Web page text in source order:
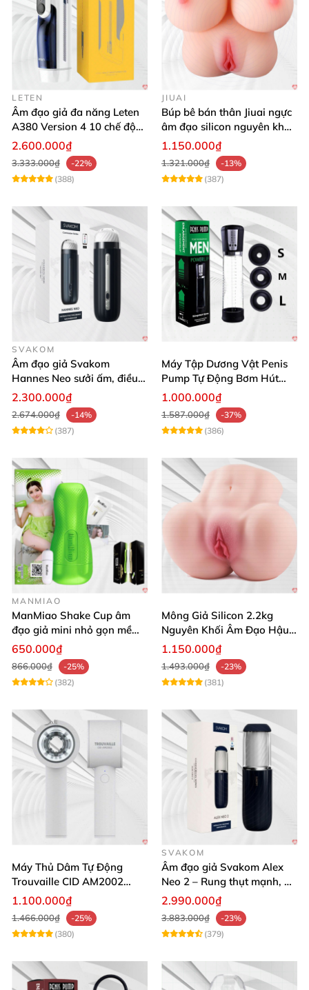
LETEN
Âm đạo giả đa năng Leten
A380 Version 4 10 chế độ
bú mút sục
2.600.000₫
3.333.000₫
-22%
(388)
JIUAI
Búp bê bán thân Jiuai ngực
âm đạo silicon nguyên khối
cao cấp
1.150.000₫
1.321.000₫
-13%
(387)
SVAKOM
Âm đạo giả Svakom
Hannes Neo sưởi ấm, điều
khiển app thông minh
2.300.000₫
2.674.000₫
-14%
(387)
Máy Tập Dương Vật Penis
Pump Tự Động Bơm Hút
Kích Thước Lớn
1.000.000₫
1.587.000₫
-37%
(386)
MANMIAO
ManMiao Shake Cup âm
đạo giả mini nhỏ gọn mềm
mịn
650.000₫
866.000₫
-25%
(382)
Mông Giả Silicon 2.2kg
Nguyên Khối Âm Đạo Hậu
Môn Siêu Thật
1.150.000₫
1.493.000₫
-23%
(381)
Máy Thủ Dâm Tự Động
Trouvaille CID AM2002
Mạnh Mẽ Dễ Lên Đỉnh
1.100.000₫
1.466.000₫
-25%
(380)
SVAKOM
Âm đạo giả Svakom Alex
Neo 2 – Rung thụt mạnh, đa
năng, cải tiến mới
2.990.000₫
3.883.000₫
-23%
(379)